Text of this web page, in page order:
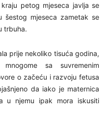
petog mjeseca javlja se
mjeseca zametak se
trbuha.
prije nekoliko tisuća godina,
sa suvremenim
o začeću i razvoju fetusa
da iako je maternica
u njemu ipak mora iskusiti